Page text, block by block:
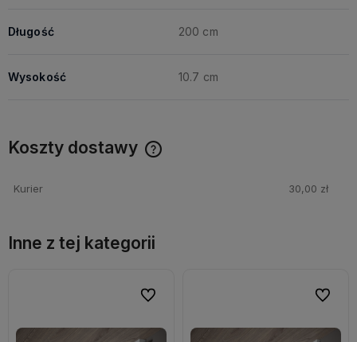
Długość 200 cm
Wysokość 10.7 cm
Koszty dostawy
Kurier 30,00 zł
Inne z tej kategorii
Do ulubionych Do